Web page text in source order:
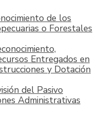
de los
o Forestales
Entregados en
y Dotación
del Pasivo
Administrativas